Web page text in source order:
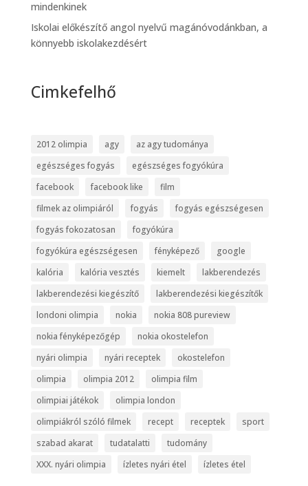
mindenkinek
Iskolai előkészítő angol nyelvű magánóvodánkban, a
könnyebb iskolakezdésért
Cimkefelhő
2012 olimpia agy
az agy tudománya
egészséges fogyás
egészséges fogyókúra
facebook
facebook like
film
filmek az olimpiáról
fogyás
fogyás egészségesen
fogyás fokozatosan
fogyókúra
fogyókúra egészségesen
fényképező
google
kalória
kalória vesztés kiemelt
lakberendezés
lakberendezési kiegészítő
lakberendezési kiegészítők
londoni olimpia
nokia
nokia 808 pureview
nokia fényképezőgép
nokia okostelefon
nyári olimpia
nyári receptek
okostelefon
olimpia
olimpia 2012
olimpia film
olimpiai játékok
olimpia london
olimpiákról szóló filmek
recept receptek
sport
szabad akarat
tudatalatti
tudomány
XXX. nyári olimpia
ízletes nyári étel ízletes étel